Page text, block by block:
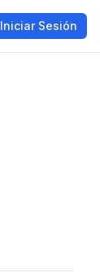
Iniciar Sesión